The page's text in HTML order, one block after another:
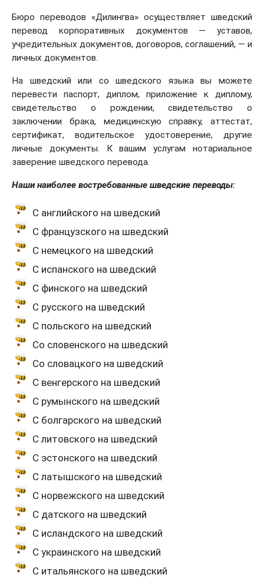
Бюро переводов «Дилингва» осуществляет шведский
перевод корпоративных документов — уставов,
учредительных документов, договоров, соглашений, — и
личных документов.
На шведский или со шведского языка вы можете
перевести паспорт, диплом, приложение к диплому,
свидетельство о рождении, свидетельство о
заключении брака, медицинскую справку, аттестат,
сертификат, водительское удостоверение, другие
личные документы. К вашим услугам нотариальное
заверение шведского перевода.
Наши наиболее востребованные шведские переводы:
С английского на шведский
С французского на шведский
С немецкого на шведский
С испанского на шведский
С финского на шведский
С русского на шведский
С польского на шведский
Со словенского на шведский
Со словацкого на шведский
С венгерского на шведский
С румынского на шведский
С болгарского на шведский
С литовского на шведский
С эстонского на шведский
С латышского на шведский
С норвежского на шведский
С датского на шведский
С исландского на шведский
С украинского на шведский
С итальянского на шведский